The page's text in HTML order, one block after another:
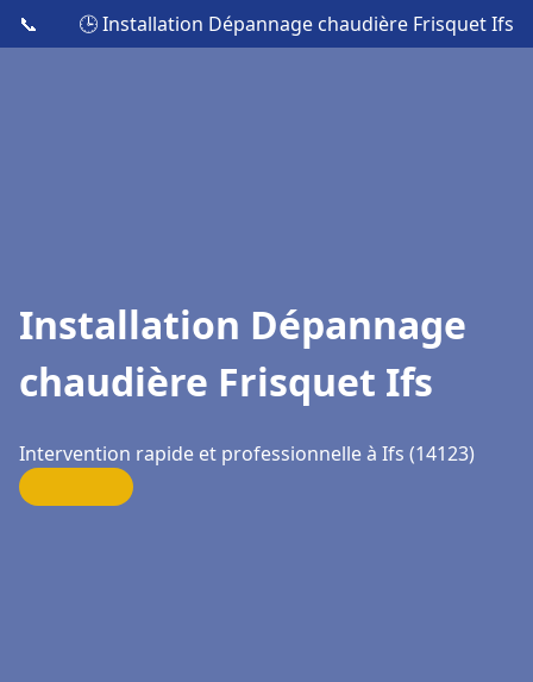
📞 🕒 Installation Dépannage chaudière Frisquet Ifs
Installation Dépannage
chaudière Frisquet Ifs
Intervention rapide et professionnelle à Ifs (14123)